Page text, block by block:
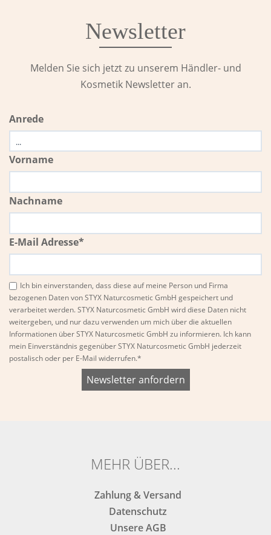
Newsletter
Melden Sie sich jetzt zu unserem Händler- und
Kosmetik Newsletter an.
Anrede
Vorname
Nachname
E-Mail Adresse*
Ich bin einverstanden, dass diese auf meine Person und Firma
bezogenen Daten von STYX Naturcosmetic GmbH gespeichert und
verarbeitet werden. STYX Naturcosmetic GmbH wird diese Daten nicht
weitergeben, und nur dazu verwenden um mich über die aktuellen
Informationen über STYX Naturcosmetic GmbH zu informieren. Ich kann
mein Einverständnis gegenüber STYX Naturcosmetic GmbH jederzeit
postalisch oder per E-Mail widerrufen.*
MEHR ÜBER...
Zahlung & Versand
Datenschutz
Unsere AGB